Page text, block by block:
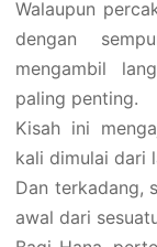
Walaupun
dengan
mengambil
paling penting.
Kisah ini
kali dimulai dari
Dan terkadang,
awal dari